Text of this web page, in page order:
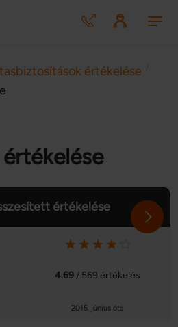
értékelése
értékelése
4.69 / 569 értékelés
2015. június óta